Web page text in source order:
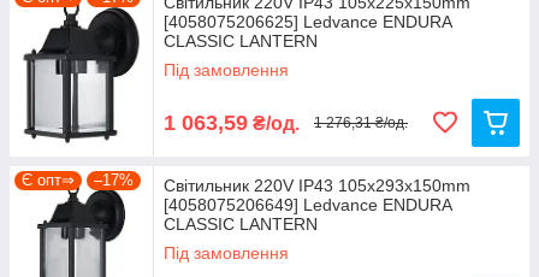
Ми не просто інтернет-магазин, а велика, оптова,
компанія по комплектації будівельних об'єктів і
виробничих підприємств.
[4058075206625] Ledvance ENDURA
CLASSIC LANTERN
Під замовлення
1 063,59 ₴/од. 1 276,31 ₴/од.
Є опт⇒ –17%
Світильник 220V IP43 105x293x150mm
[4058075206649] Ledvance ENDURA
CLASSIC LANTERN
Під замовлення